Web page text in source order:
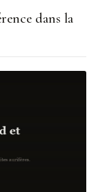
dans la